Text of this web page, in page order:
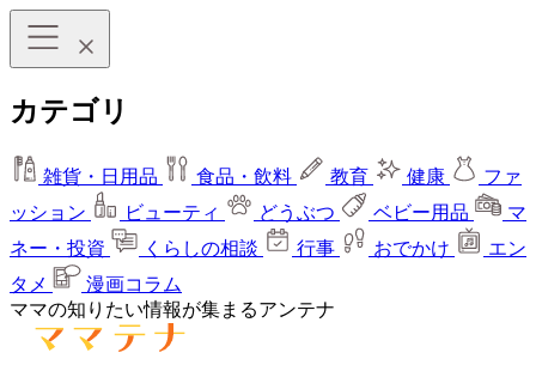
カテゴリ
雑貨・日用品 食品・飲料 教育 健康
ファ
ッション
ビューティ どうぶつ ベビー用品
マ
ネー・投資
くらしの相談 行事 おでかけ
エン
タメ
漫画コラム
ママの知りたい情報が集まるアンテナ